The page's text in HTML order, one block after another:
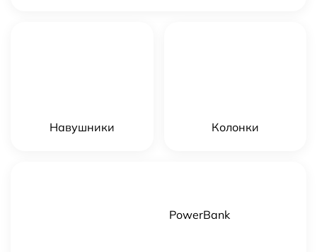
Навушники Колонки
PowerBank